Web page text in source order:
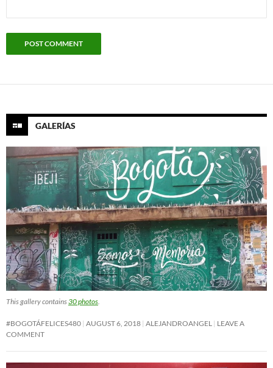
GALERÍAS
This gallery contains30 photos
#BOGOTÁFELICES480 AUGUST 6, 2018 ALEJANDROANGEL
LEAVE A
COMMENT